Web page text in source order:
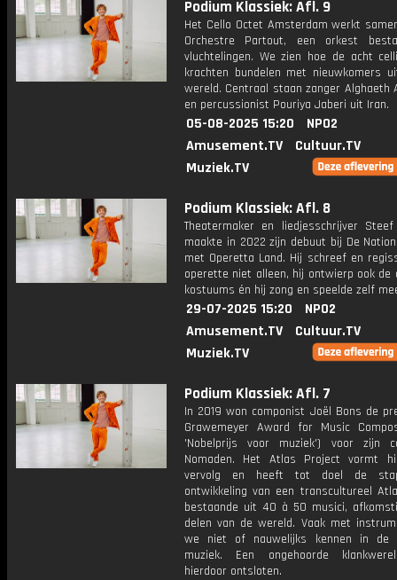
Podium Klassiek: Afl. 9
Het Cello Octet Amsterdam werkt
Orchestre Partout, een orkest
vluchtelingen. We zien hoe de acht
krachten bundelen met nieuwkomers
wereld. Centraal staan zanger Alghaeth
en percussionist Pouriya Jaberi uit Iran.
05-08-2025 15:20
NPO2
Amusement.TV
Cultuur.TV
Muziek.TV
Podium Klassiek: Afl. 8
Theatermaker en liedjesschrijver
maakte in 2022 zijn debuut bij De
met Operetta Land. Hij schreef en
operette niet alleen, hij ontwierp ook de
kostuums én hij zong en speelde zelf
29-07-2025 15:20
NPO2
Amusement.TV
Cultuur.TV
Muziek.TV
Podium Klassiek: Afl. 7
In 2019 won componist Joël Bons de
Grawemeyer Award for Music
'Nobelprijs voor muziek') voor zijn
Nomaden. Het Atlas Project vormt
vervolg en heeft tot doel de
ontwikkeling van een transcultureel
bestaande uit 40 à 50 musici,
delen van de wereld. Vaak met
we niet of nauwelijks kennen in de
muziek. Een ongehoorde
hierdoor ontsloten.